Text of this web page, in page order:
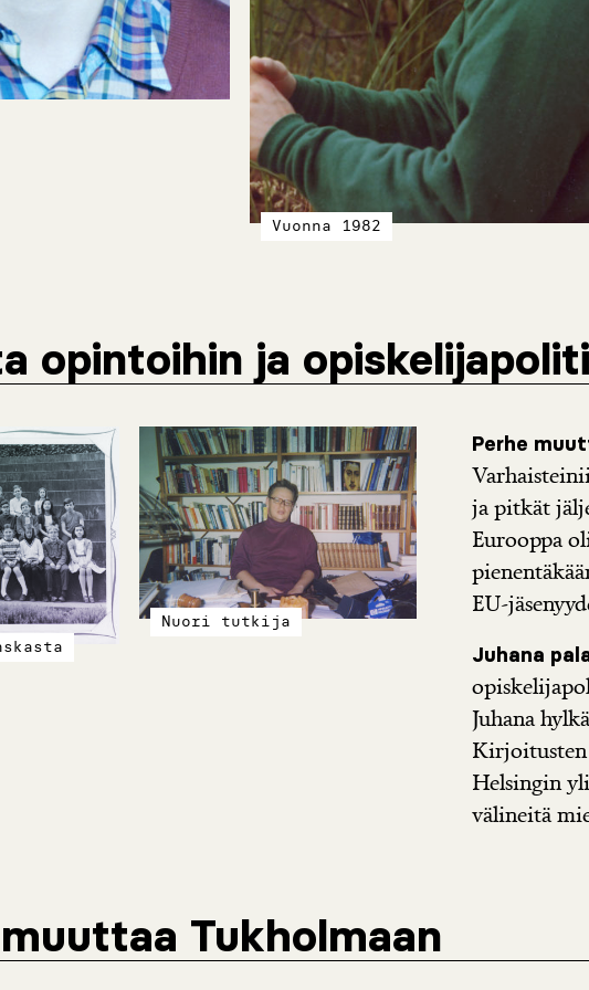
Vuonna 1982
opintoihin ja
Nuori tutkija
Perhe
ja pitkät
Eurooppa
EU-
Juhana
Juhana
Kirjoitusten
Helsingin
välineitä
Tukholmaan